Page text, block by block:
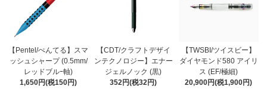
【Pentel/ぺんてる】スマ
ッシュシャープ (0.5mm/
レッドブルｰ軸)
1,650円(税150円)
【CDT/クラフトデザイ
ンテクノロジー】エナー
ジェルノック (黒)
352円(税32円)
【TWSBI/ツイスビー】
ダイヤモンド580 アイリ
ス (EF/極細)
20,900円(税1,900円)